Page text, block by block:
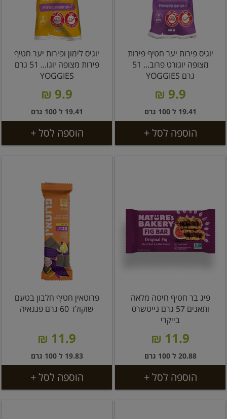
יוגיס פירות יער חטיף פירות
מצופה יוגורט פרוב... 51
גרם YOGGIES
9.9 ₪
19.41 ל 100 גרם
הוספה לסל +
יוגיס לימון ופירות יער חטיף
פירות מצופה יוגו... 51 גרם
YOGGIES
9.9 ₪
19.41 ל 100 גרם
הוספה לסל +
פיג בר חטיף חיטה מלאה
ותאנים 57 גרם נייטשרס
בייקרי
11.9 ₪
20.88 ל 100 גרם
הוספה לסל +
פרוטאין חטיף חלבון בטעם
שוקולד 60 גרם פנגאיה
11.9 ₪
19.83 ל 100 גרם
הוספה לסל +